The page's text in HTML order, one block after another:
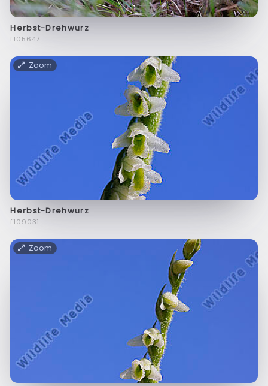
Herbst-Drehwurz
f105647
Zoom
Herbst-Drehwurz
f109031
Zoom